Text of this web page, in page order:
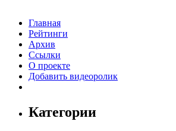
Главная
Рейтинги
Архив
Ссылки
О проекте
Добавить видеоролик
Категории